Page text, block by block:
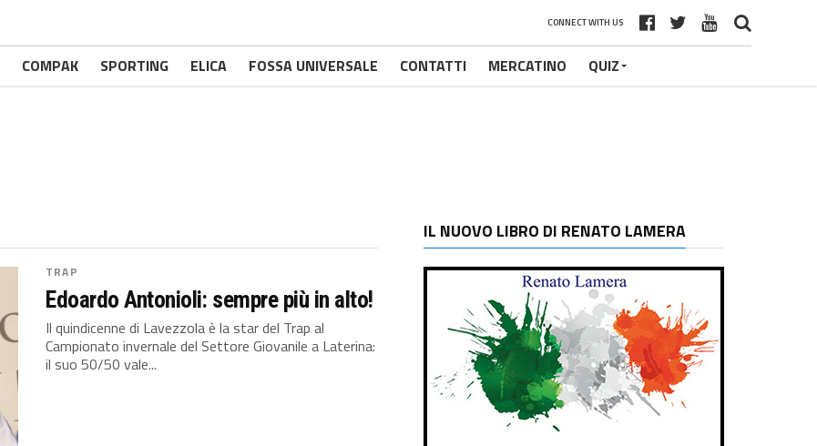
CONNECT WITH US
COMPAK SPORTING ELICA FOSSA UNIVERSALE CONTATTI MERCATINO QUIZ
TRAP
Edoardo Antonioli: sempre più in alto!
Il quindicenne di Lavezzola è la star del Trap al
Campionato invernale del Settore Giovanile a Laterina:
il suo 50/50 vale...
IL NUOVO LIBRO DI RENATO LAMERA